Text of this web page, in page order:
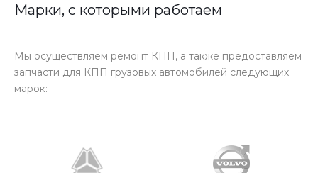
Марки, с которыми работаем
Мы осуществляем ремонт КПП, а также предоставляем
запчасти для КПП грузовых автомобилей следующих
марок: